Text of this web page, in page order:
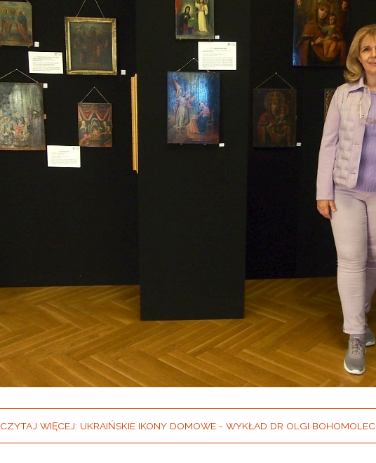
CZYTAJ WIĘCEJ: UKRAIŃSKIE IKONY DOMOWE - WYKŁAD DR OLGI BOHOMOLEC